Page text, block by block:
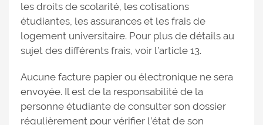
les droits de scolarité, les cotisations
étudiantes, les assurances et les frais de
logement universitaire. Pour plus de détails au
sujet des différents frais, voir l’article 13.
Aucune facture papier ou électronique ne sera
envoyée. Il est de la responsabilité de la
personne étudiante de consulter son dossier
régulièrement pour vérifier l’état de son